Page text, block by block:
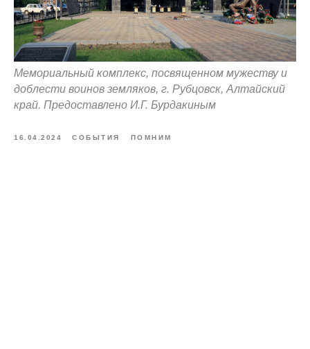
Мемориальный комплекс, посвященном мужеству и
доблести воинов земляков, г. Рубцовск, Алтайский
край. Предоставлено И.Г. Бурдакиным
16.04.2024 СОБЫТИЯ ПОМНИМ